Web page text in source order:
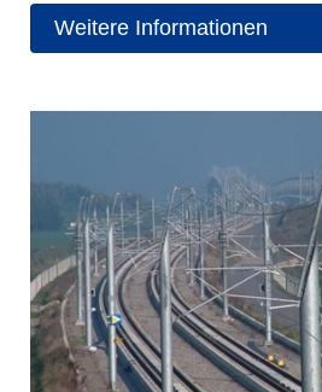
Weitere Informationen